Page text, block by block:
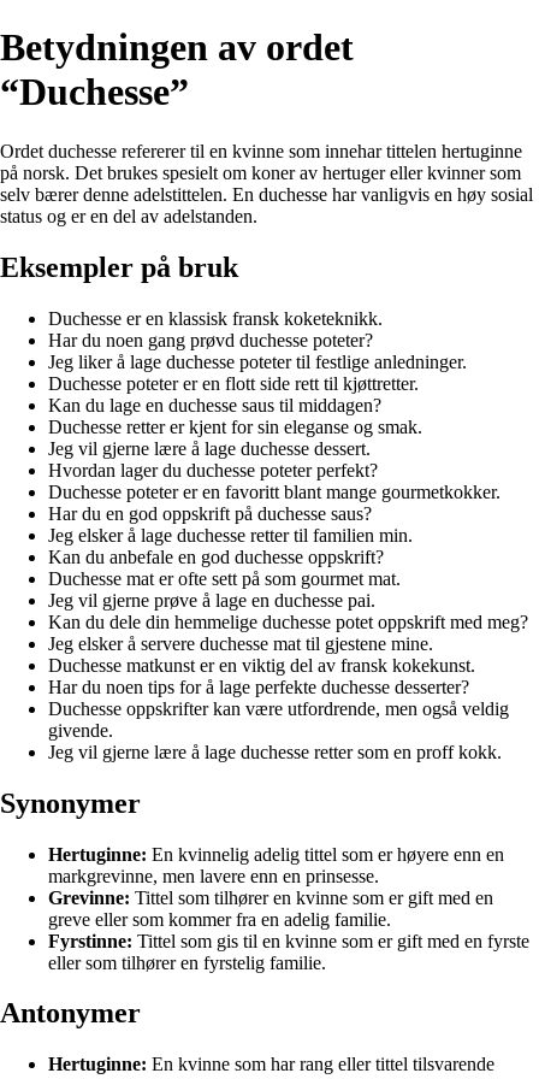
Betydningen av ordet
“Duchesse”
Ordet duchesse refererer til en kvinne som innehar tittelen hertuginne
på norsk. Det brukes spesielt om koner av hertuger eller kvinner som
selv bærer denne adelstittelen. En duchesse har vanligvis en høy sosial
status og er en del av adelstanden.
Eksempler på bruk
Duchesse er en klassisk fransk koketeknikk.
Har du noen gang prøvd duchesse poteter?
Jeg liker å lage duchesse poteter til festlige anledninger.
Duchesse poteter er en flott side rett til kjøttretter.
Kan du lage en duchesse saus til middagen?
Duchesse retter er kjent for sin eleganse og smak.
Jeg vil gjerne lære å lage duchesse dessert.
Hvordan lager du duchesse poteter perfekt?
Duchesse poteter er en favoritt blant mange gourmetkokker.
Har du en god oppskrift på duchesse saus?
Jeg elsker å lage duchesse retter til familien min.
Kan du anbefale en god duchesse oppskrift?
Duchesse mat er ofte sett på som gourmet mat.
Jeg vil gjerne prøve å lage en duchesse pai.
Kan du dele din hemmelige duchesse potet oppskrift med meg?
Jeg elsker å servere duchesse mat til gjestene mine.
Duchesse matkunst er en viktig del av fransk kokekunst.
Har du noen tips for å lage perfekte duchesse desserter?
Duchesse oppskrifter kan være utfordrende, men også veldig
givende.
Jeg vil gjerne lære å lage duchesse retter som en proff kokk.
Synonymer
Hertuginne: En kvinnelig adelig tittel som er høyere enn en
markgrevinne, men lavere enn en prinsesse.
Grevinne: Tittel som tilhører en kvinne som er gift med en
greve eller som kommer fra en adelig familie.
Fyrstinne: Tittel som gis til en kvinne som er gift med en fyrste
eller som tilhører en fyrstelig familie.
Antonymer
Hertuginne: En kvinne som har rang eller tittel tilsvarende